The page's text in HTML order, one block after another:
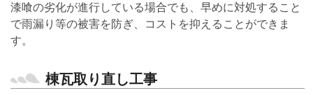
漆喰の劣化が進行している場合でも、早めに対処すること
で雨漏り等の被害を防ぎ、コストを抑えることができま
す。
棟瓦取り直し工事